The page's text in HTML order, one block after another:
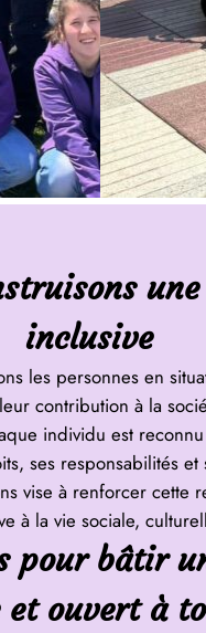
inclusive
les personnes en
contribution à la
individu est
ses responsabilités
vise à renforcer cette
à la vie sociale,
pour bâtir
et ouvert à